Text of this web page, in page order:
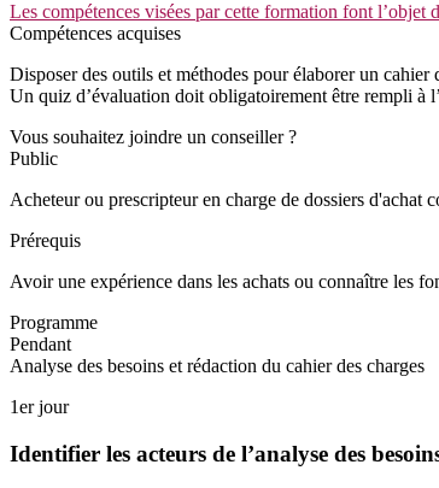
Les compétences visées par cette formation font l’objet
Compétences acquises
Disposer des outils et méthodes pour élaborer un cahier
Un quiz d’évaluation doit obligatoirement être rempli à
Vous souhaitez joindre un conseiller ?
Public
Acheteur ou prescripteur en charge de dossiers d'achat
Prérequis
Avoir une expérience dans les achats ou connaître les
Programme
Pendant
Analyse des besoins et rédaction du cahier des charges
1er jour
Identifier les acteurs de l’analyse des